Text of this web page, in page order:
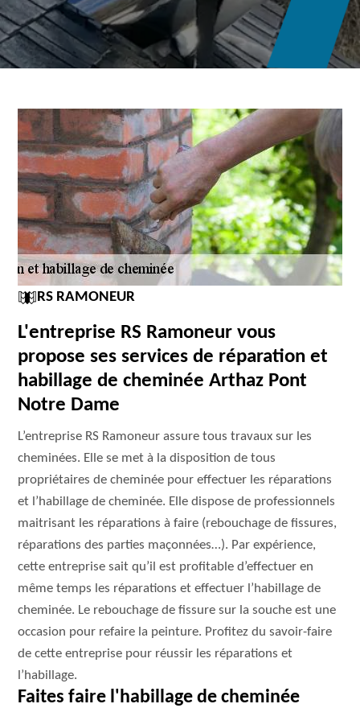
RS RAMONEUR
L'entreprise RS Ramoneur vous
propose ses services de réparation et
habillage de cheminée Arthaz Pont
Notre Dame
L’entreprise RS Ramoneur assure tous travaux sur les
cheminées. Elle se met à la disposition de tous
propriétaires de cheminée pour effectuer les réparations
et l’habillage de cheminée. Elle dispose de professionnels
maitrisant les réparations à faire (rebouchage de fissures,
réparations des parties maçonnées…). Par expérience,
cette entreprise sait qu’il est profitable d’effectuer en
même temps les réparations et effectuer l’habillage de
cheminée. Le rebouchage de fissure sur la souche est une
occasion pour refaire la peinture. Profitez du savoir-faire
de cette entreprise pour réussir les réparations et
l’habillage.
Faites faire l'habillage de cheminée